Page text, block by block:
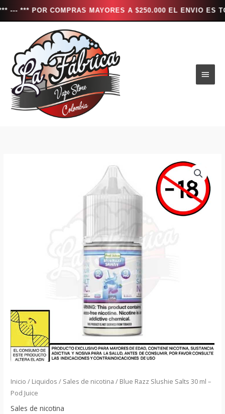
COMPRAS MAYORES A $250.000 EL ENVIO ES
contenido
Inicio / Liquidos / Sales de nicotina / Blue Razz Slushie Salts 30 ml –
Pod Juice
Sales de nicotina